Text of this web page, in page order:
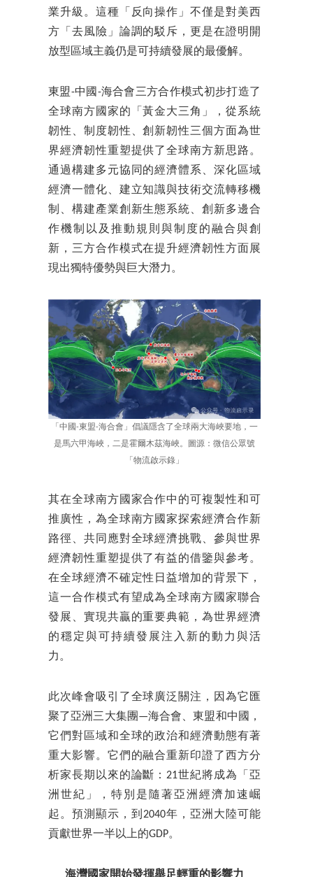
業升級。這種「反向操作」不僅是對美西
方「去風險」論調的駁斥，更是在證明開
放型區域主義仍是可持續發展的最優解。
東盟-中國-海合會三方合作模式初步打造了
全球南方國家的「黃金大三角」，從系統
韌性、制度韌性、創新韌性三個方面為世
界經濟韌性重塑提供了全球南方新思路。
通過構建多元協同的經濟體系、深化區域
經濟一體化、建立知識與技術交流轉移機
制、構建產業創新生態系統、創新多邊合
作機制以及推動規則與制度的融合與創
新，三方合作模式在提升經濟韌性方面展
現出獨特優勢與巨大潛力。
「中國-東盟-海合會」倡議隱含了全球兩大海峽要地，一
是馬六甲海峽，二是霍爾木茲海峽。圖源：微信公眾號
「物流啟示錄」
其在全球南方國家合作中的可複製性和可
推廣性，為全球南方國家探索經濟合作新
路徑、共同應對全球經濟挑戰、參與世界
經濟韌性重塑提供了有益的借鑒與參考。
在全球經濟不確定性日益增加的背景下，
這一合作模式有望成為全球南方國家聯合
發展、實現共贏的重要典範，為世界經濟
的穩定與可持續發展注入新的動力與活
力。
此次峰會吸引了全球廣泛關注，因為它匯
聚了亞洲三大集團—海合會、東盟和中國，
它們對區域和全球的政治和經濟動態有著
重大影響。它們的融合重新印證了西方分
析家長期以來的論斷：21世紀將成為「亞
洲世紀」，特別是隨著亞洲經濟加速崛
起。預測顯示，到2040年，亞洲大陸可能
貢獻世界一半以上的GDP。